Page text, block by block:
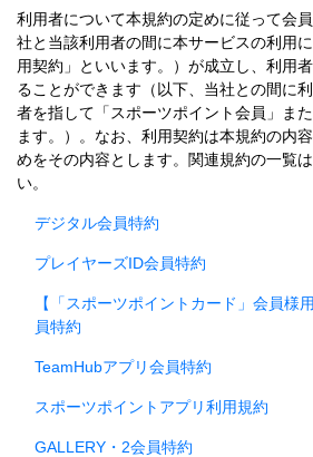
利用者について本規約の定めに従って会
社と当該利用者の間に本サービスの利用
用契約」といいます。）が成立し、利用
ることができます（以下、当社との間に
者を指して「スポーツポイント会員」ま
ます。）。なお、利用契約は本規約の内
めをその内容とします。関連規約の一覧
い。
デジタル会員特約
プレイヤーズID会員特約
【「スポーツポイントカード」会員様
員特約
TeamHubアプリ会員特約
スポーツポイントアプリ利用規約
GALLERY・2会員特約